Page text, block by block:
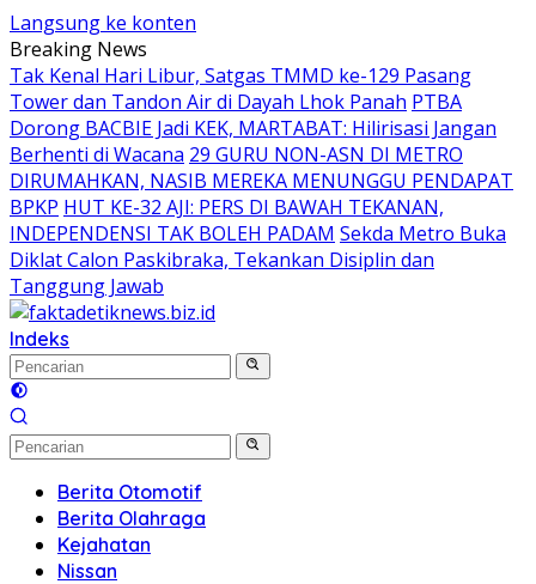
Langsung ke konten
Breaking News
Tak Kenal Hari Libur, Satgas TMMD ke-129 Pasang
Tower dan Tandon Air di Dayah Lhok Panah PTBA
Dorong BACBIE Jadi KEK, MARTABAT: Hilirisasi Jangan
Berhenti di Wacana 29 GURU NON-ASN DI METRO
DIRUMAHKAN, NASIB MEREKA MENUNGGU PENDAPAT
BPKP HUT KE-32 AJI: PERS DI BAWAH TEKANAN,
INDEPENDENSI TAK BOLEH PADAM Sekda Metro Buka
Diklat Calon Paskibraka, Tekankan Disiplin dan
Tanggung Jawab
Indeks
Berita Otomotif
Berita Olahraga
Kejahatan
Nissan